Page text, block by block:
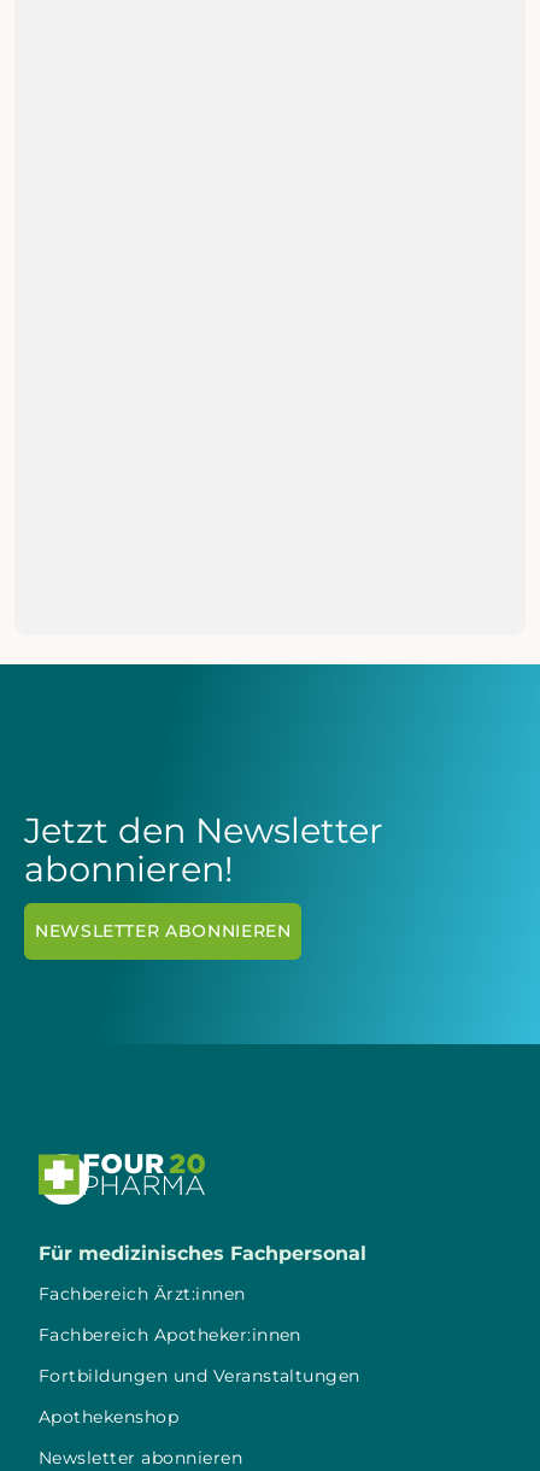
Jetzt den Newsletter
abonnieren!
NEWSLETTER ABONNIEREN

Für medizinisches Fachpersonal
Fachbereich Ärzt:innen
Fachbereich Apotheker:innen
Fortbildungen und Veranstaltungen
Apothekenshop
Newsletter abonnieren